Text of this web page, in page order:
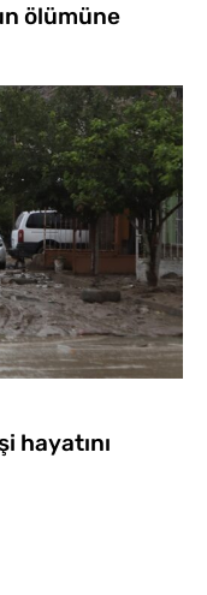
ölümüne
hayatını